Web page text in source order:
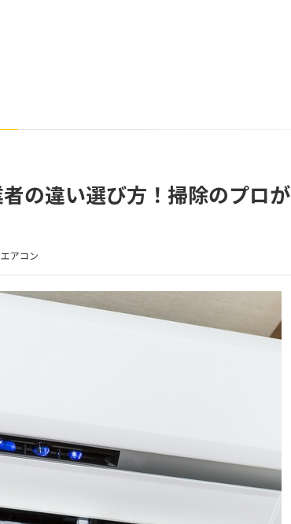
の違い選び方！掃除のプロが
エアコン